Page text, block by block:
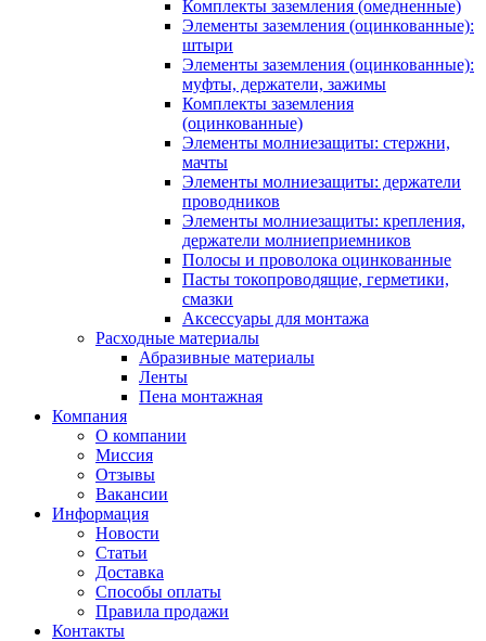
Комплекты заземления (омедненные)
Элементы заземления (оцинкованные):
штыри
Элементы заземления (оцинкованные):
муфты, держатели, зажимы
Комплекты заземления
(оцинкованные)
Элементы молниезащиты: стержни,
мачты
Элементы молниезащиты: держатели
проводников
Элементы молниезащиты: крепления,
держатели молниеприемников
Полосы и проволока оцинкованные
Пасты токопроводящие, герметики,
смазки
Аксессуары для монтажа
Расходные материалы
Абразивные материалы
Ленты
Пена монтажная
Компания
О компании
Миссия
Отзывы
Вакансии
Информация
Новости
Статьи
Доставка
Способы оплаты
Правила продажи
Контакты